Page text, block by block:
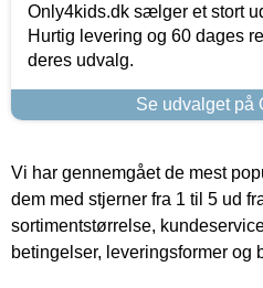
Only4kids.dk sælger et stort
Hurtig levering og 60 dages
deres udvalg.
Se udvalget på
Vi har gennemgået de mest
dem med stjerner fra 1 til 5 ud
sortimentstørrelse,
betingelser, leveringsformer og